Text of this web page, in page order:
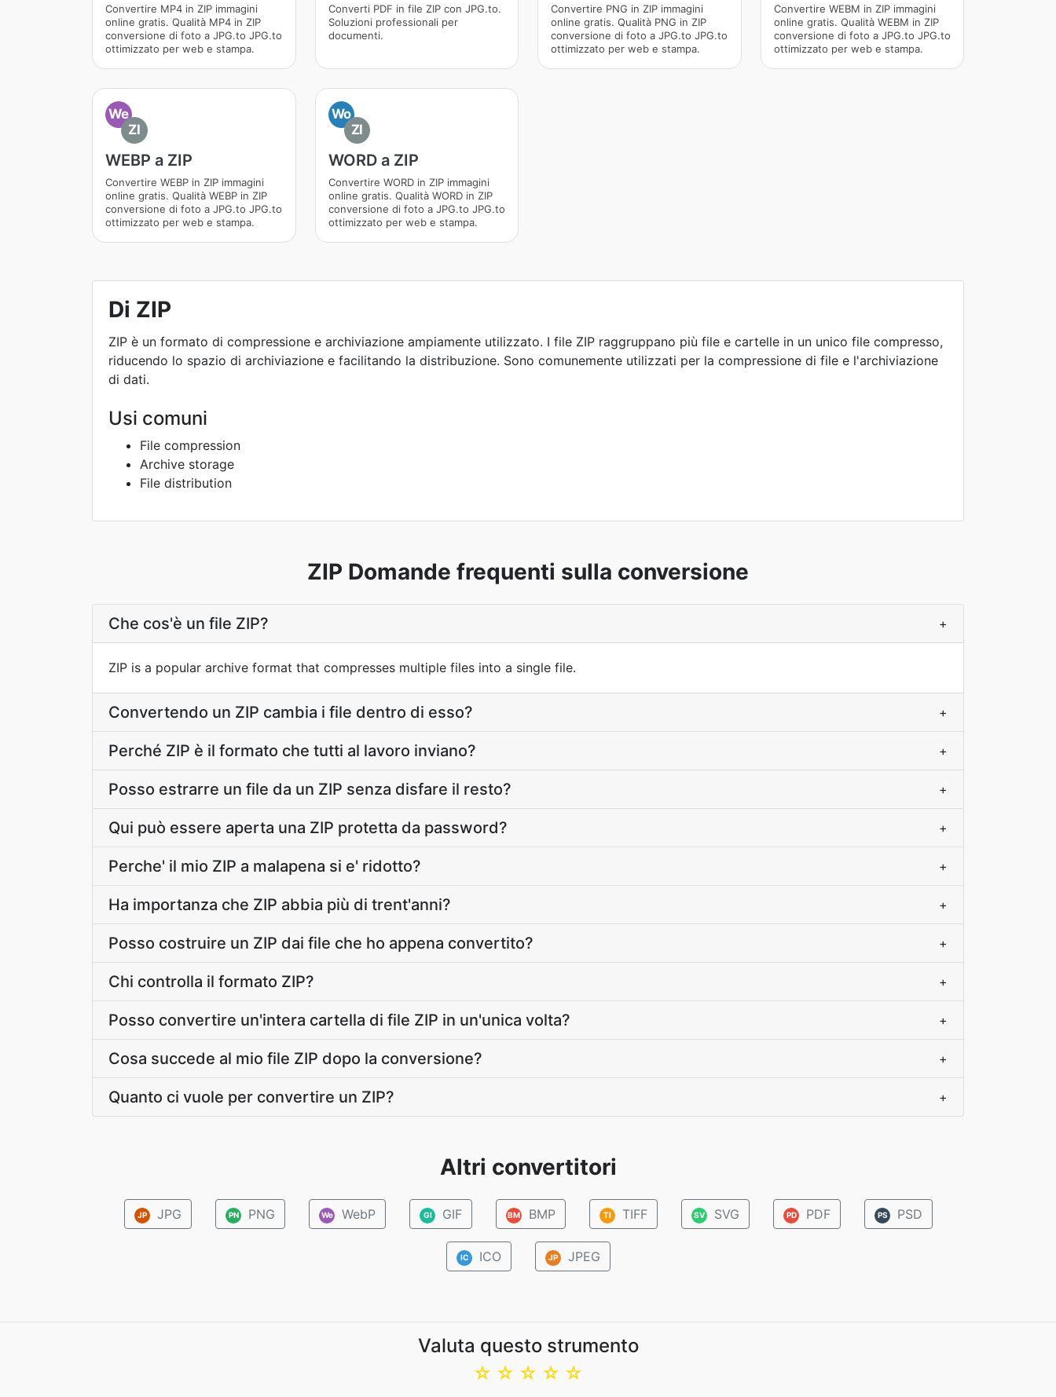
Convertire MP4 in ZIP immagini
online gratis. Qualità MP4 in ZIP
conversione di foto a JPG.to JPG.to
ottimizzato per web e stampa.
Converti PDF in file ZIP con JPG.to.
Soluzioni professionali per
documenti.
Convertire PNG in ZIP immagini
online gratis. Qualità PNG in ZIP
conversione di foto a JPG.to JPG.to
ottimizzato per web e stampa.
Convertire WEBM in ZIP immagini
online gratis. Qualità WEBM in ZIP
conversione di foto a JPG.to JPG.to
ottimizzato per web e stampa.
We
ZI
WEBP a ZIP
Convertire WEBP in ZIP immagini
online gratis. Qualità WEBP in ZIP
conversione di foto a JPG.to JPG.to
ottimizzato per web e stampa.
Wo
ZI
WORD a ZIP
Convertire WORD in ZIP immagini
online gratis. Qualità WORD in ZIP
conversione di foto a JPG.to JPG.to
ottimizzato per web e stampa.
Di ZIP
ZIP è un formato di compressione e archiviazione ampiamente utilizzato. I file ZIP raggruppano più file e cartelle in un unico file compresso,
riducendo lo spazio di archiviazione e facilitando la distribuzione. Sono comunemente utilizzati per la compressione di file e l'archiviazione
di dati.
Usi comuni
File compression
Archive storage
File distribution
ZIP Domande frequenti sulla conversione
Che cos'è un file ZIP? +
ZIP is a popular archive format that compresses multiple files into a single file.
Convertendo un ZIP cambia i file dentro di esso? +
Perché ZIP è il formato che tutti al lavoro inviano? +
Posso estrarre un file da un ZIP senza disfare il resto? +
Qui può essere aperta una ZIP protetta da password? +
Perche' il mio ZIP a malapena si e' ridotto? +
Ha importanza che ZIP abbia più di trent'anni? +
Posso costruire un ZIP dai file che ho appena convertito? +
Chi controlla il formato ZIP? +
Posso convertire un'intera cartella di file ZIP in un'unica volta? +
Cosa succede al mio file ZIP dopo la conversione? +
Quanto ci vuole per convertire un ZIP? +
Altri convertitori
JP JPG PN PNG We WebP GI GIF BM BMP TI TIFF SV SVG PD PDF PS PSD
IC ICO JP JPEG
Valuta questo strumento
☆
☆
☆
☆
☆